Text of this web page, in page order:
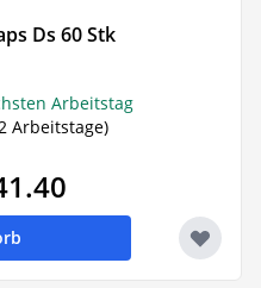
Ds 60 Stk
Arbeitstag
Arbeitstage)